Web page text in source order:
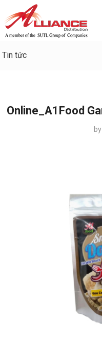
Tin tức
Online_A1Food
by